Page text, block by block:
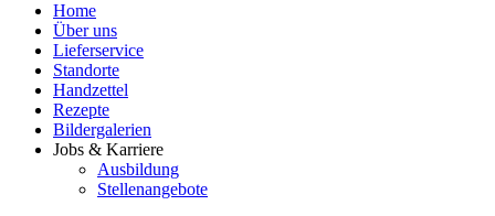
Home
Über uns
Lieferservice
Standorte
Handzettel
Rezepte
Bildergalerien
Jobs & Karriere
Ausbildung
Stellenangebote